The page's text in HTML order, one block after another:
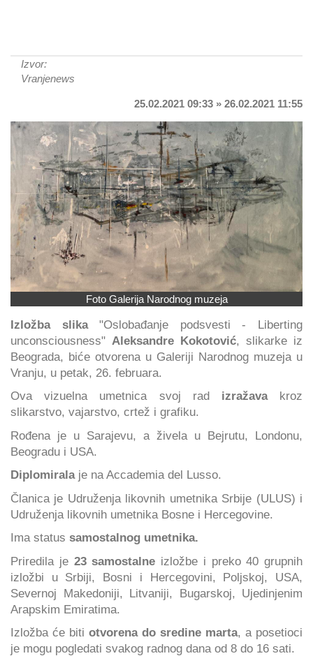
Izvor:
Vranjenews
25.02.2021 09:33 » 26.02.2021 11:55
Foto Galerija Narodnog muzeja
Izložba slika"Oslobađanje podsvesti - Liberting
unconsciousness" Aleksandre Kokotović, slikarke iz
Beograda, biće otvorena u Galeriji Narodnog muzeja u
Vranju, u petak, 26. februara.
Ova vizuelna umetnica svoj rad izražavakroz
slikarstvo, vajarstvo, crtež i grafiku.
Rođena je u Sarajevu, a živela u Bejrutu, Londonu,
Beogradu i USA.
Diplomiralaje na Accademia del Lusso.
Članica je Udruženja likovnih umetnika Srbije (ULUS) i
Udruženja likovnih umetnika Bosne i Hercegovine.
Ima status samostalnog umetnika.
Priredila je23 samostalne izložbe i preko 40 grupnih
izložbi u Srbiji, Bosni i Hercegovini, Poljskoj, USA,
Severnoj Makedoniji, Litvaniji, Bugarskoj, Ujedinjenim
Arapskim Emiratima.
Izložba će biti otvorena do sredine marta, a posetioci
je mogu pogledati svakog radnog dana od 8 do 16 sati.